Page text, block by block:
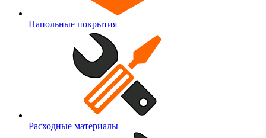
Напольные покрытия
Расходные материалы